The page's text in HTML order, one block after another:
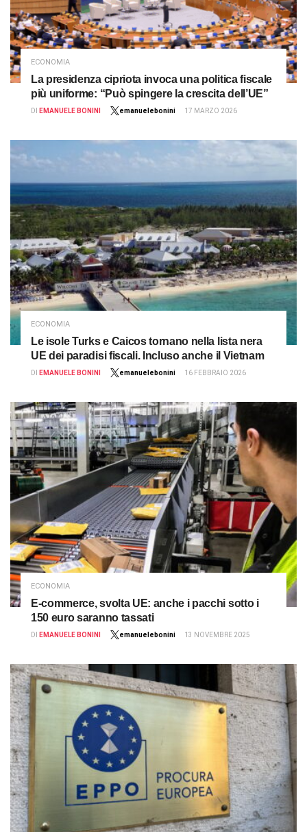
ECONOMIA
La presidenza cipriota invoca una politica fiscale
più uniforme: “Può spingere la crescita dell’UE”
DI EMANUELE BONINI emanuelebonini 17 MARZO 2026
ECONOMIA
Le isole Turks e Caicos tornano nella lista nera
UE dei paradisi fiscali. Incluso anche il Vietnam
DI EMANUELE BONINI emanuelebonini 16 FEBBRAIO 2026
ECONOMIA
E-commerce, svolta UE: anche i pacchi sotto i
150 euro saranno tassati
DI EMANUELE BONINI emanuelebonini 13 NOVEMBRE 2025